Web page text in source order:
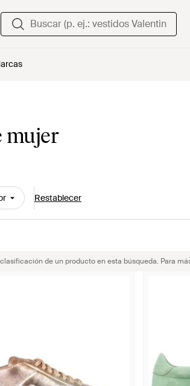
mujer
Restablecer
de un producto en esta búsqueda. Para